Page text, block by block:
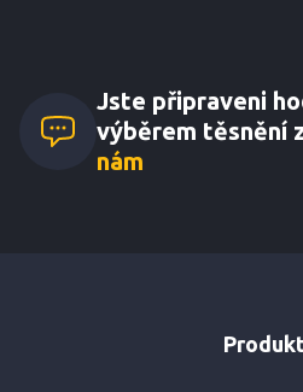
Jste připraveni
výběrem těsnění
nám